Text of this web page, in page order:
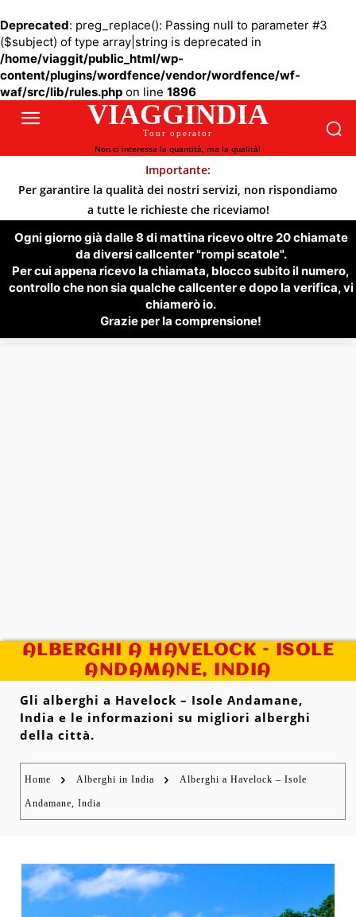
Deprecated: preg_replace(): Passing null to parameter #3
($subject) of type array|string is deprecated in
/home/viaggit/public_html/wp-
content/plugins/wordfence/vendor/wordfence/wf-
waf/src/lib/rules.php on line 1896
VIAGGINDIA
Tour operator
Non ci interessa la quantità, ma la qualità!
Importante:
Per garantire la qualità dei nostri servizi, non rispondiamo
a tutte le richieste che riceviamo!
Ogni giorno già dalle 8 di mattina ricevo oltre 20 chiamate
da diversi callcenter "rompi scatole".
Per cui appena ricevo la chiamata, blocco subito il numero,
controllo che non sia qualche callcenter e dopo la verifica, vi
chiamerò io.
Grazie per la comprensione!
ALBERGHI A HAVELOCK – ISOLE
ANDAMANE, INDIA
Gli alberghi a Havelock – Isole Andamane,
India e le informazioni su migliori alberghi
della città.
Home Alberghi in India Alberghi a Havelock – Isole
Andamane, India